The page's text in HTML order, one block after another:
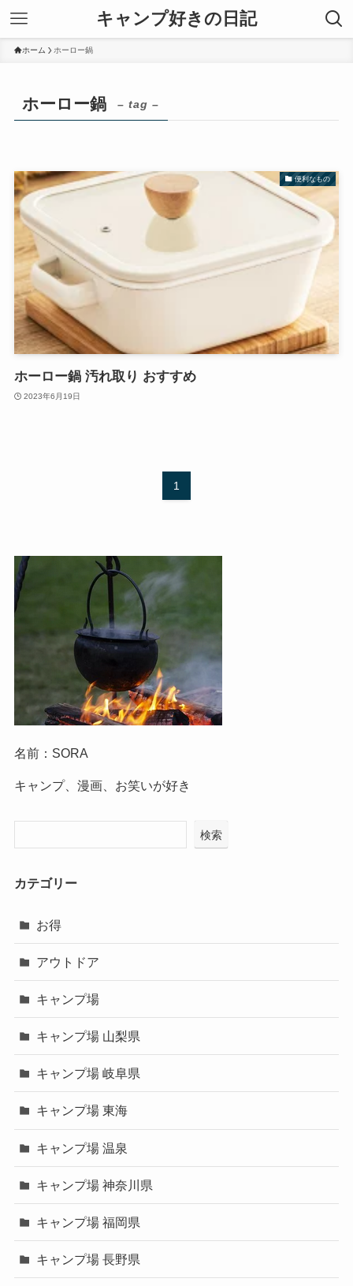
キャンプ好きの日記
ホーム ホーロー鍋
ホーロー鍋 – tag –
便利なもの
ホーロー鍋 汚れ取り おすすめ
2023年6月19日
1
名前：SORA
キャンプ、漫画、お笑いが好き
検索
カテゴリー
お得
アウトドア
キャンプ場
キャンプ場 山梨県
キャンプ場 岐阜県
キャンプ場 東海
キャンプ場 温泉
キャンプ場 神奈川県
キャンプ場 福岡県
キャンプ場 長野県